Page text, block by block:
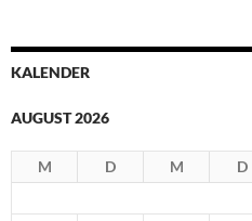
KALENDER
AUGUST 2026
M D M D